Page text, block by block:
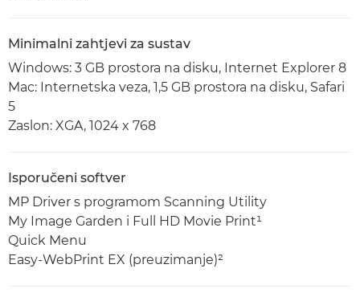
Minimalni zahtjevi za sustav
Windows: 3 GB prostora na disku, Internet Explorer 8
Mac: Internetska veza, 1,5 GB prostora na disku, Safari
5
Zaslon: XGA, 1024 x 768
Isporučeni softver
MP Driver s programom Scanning Utility
My Image Garden i Full HD Movie Print¹
Quick Menu
Easy-WebPrint EX (preuzimanje)²